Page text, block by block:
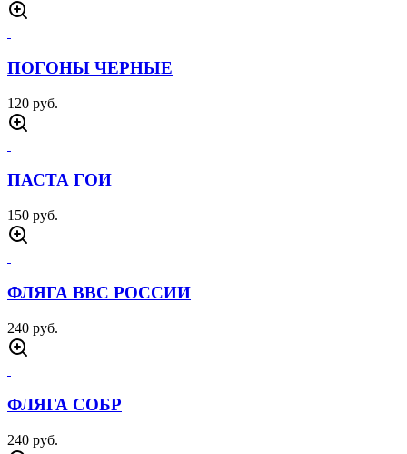
ПОГОНЫ ЧЕРНЫЕ
120 руб.
ПАСТА ГОИ
150 руб.
ФЛЯГА ВВС РОССИИ
240 руб.
ФЛЯГА СОБР
240 руб.